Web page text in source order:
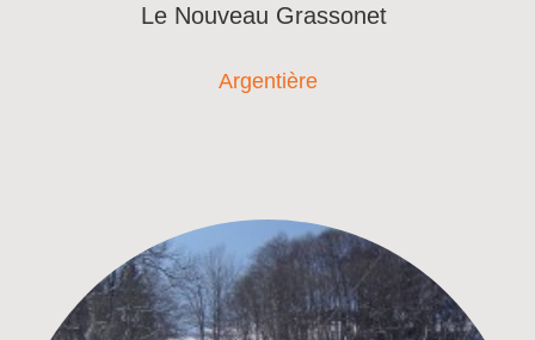
Le Nouveau Grassonet
Argentière